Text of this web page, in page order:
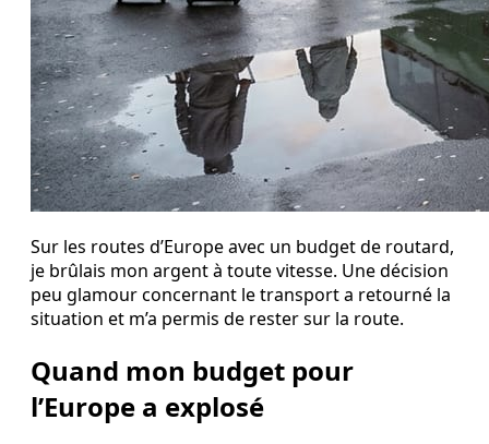
Sur les routes d’Europe avec un budget de routard,
je brûlais mon argent à toute vitesse. Une décision
peu glamour concernant le transport a retourné la
situation et m’a permis de rester sur la route.
Quand mon budget pour
l’Europe a explosé